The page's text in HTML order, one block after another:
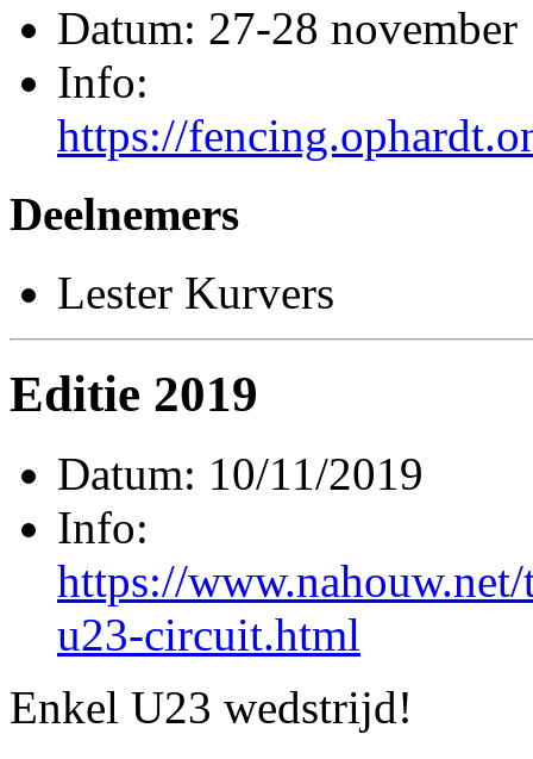
Datum: 27-28 november
Info:
https://
Deelnemers
Lester Kurvers
Editie 2019
Datum: 10/11/2019
Info:
https://
u23-circuit.html
Enkel U23 wedstrijd!